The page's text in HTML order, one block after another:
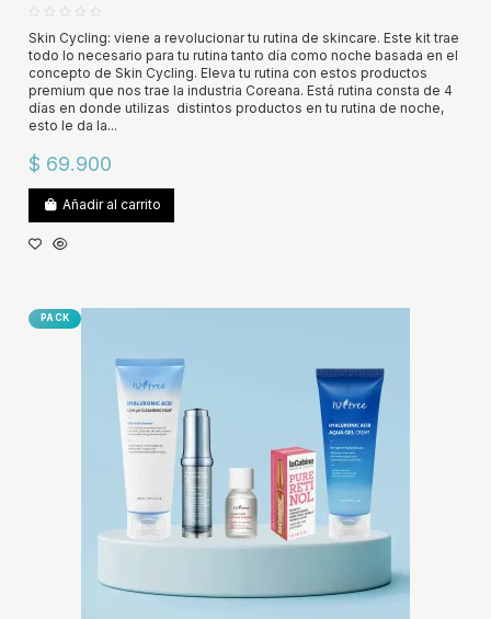
Skin Cycling: viene a revolucionar tu rutina de skincare. Este kit trae
todo lo necesario para tu rutina tanto día como noche basada en el
concepto de Skin Cycling. Eleva tu rutina con estos productos
premium que nos trae la industria Coreana. Está rutina consta de 4
días en donde utilizas distintos productos en tu rutina de noche,
esto le da la...
$ 69.900
Añadir al carrito
PACK